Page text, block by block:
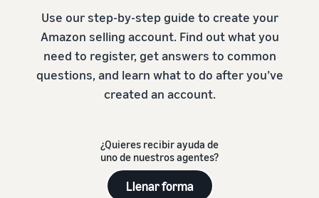
Use our step-by-step guide to create your
Amazon selling account. Find out what you
need to register, get answers to common
questions, and learn what to do after you’ve
created an account.
¿Quieres recibir ayuda de
uno de nuestros agentes?
Llenar forma